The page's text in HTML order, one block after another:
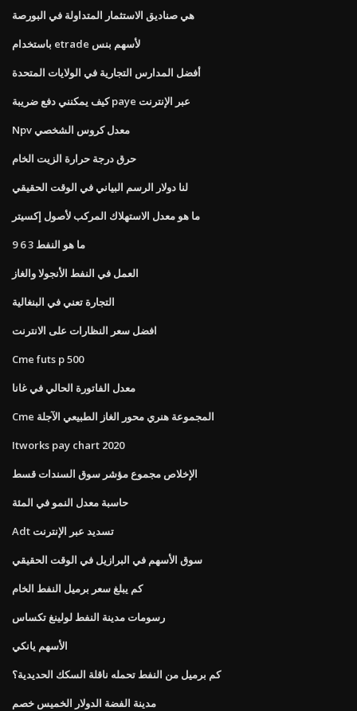
هي صناديق الاستثمار المتداولة في البورصة
باستخدام etrade لأسهم بنس
أفضل المدارس التجارية في الولايات المتحدة
كيف يمكنني دفع ضريبة paye عبر الإنترنت
Npv معدل كروس الشخصي
حرق درجة حرارة الزيت الخام
لنا دولار الرسم البياني في الوقت الحقيقي
ما هو معدل الاستهلاك المركب لأصول إكسيتر
ما هو النفط 3 6 9
العمل في النفط الأنجولا والغاز
التجارة تعني في البنغالية
افضل سعر النظارات على الانترنت
Cme futs p 500
معدل الفاتورة الحالي في غانا
Cme المجموعة هنري محور الغاز الطبيعي الآجلة
Itworks pay chart 2020
الإخلاص مجموع مؤشر سوق السندات قسط
حاسبة معدل النمو في المئة
Adt تسديد عبر الإنترنت
سوق الأسهم في البرازيل في الوقت الحقيقي
كم يبلغ سعر برميل النفط الخام
رسومات مدينة النفط لولينغ تكساس
الأسهم يانكي
كم برميل من النفط تحمله ناقلة السكك الحديدية؟
مدينة الفضة الدولار الخميس خصم